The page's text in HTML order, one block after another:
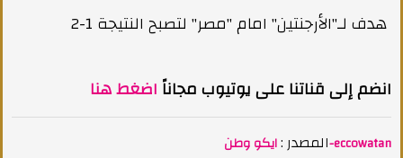
هدف لـ"الأرجنتين" امام "مصر" لتصبح النتيجة 1-2
انضم إلى قناتنا على يوتيوب مجاناً اضغط هنا
المصدر :ايكو وطن-eccowatan